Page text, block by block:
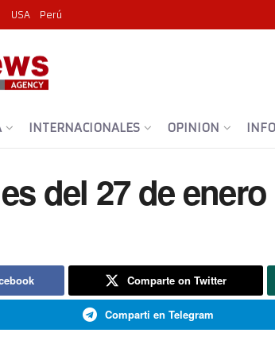
USA Perú
INTERNACIONALES OPINION
del 27 de enero
Comparte on Twitter
Comparti en Telegram